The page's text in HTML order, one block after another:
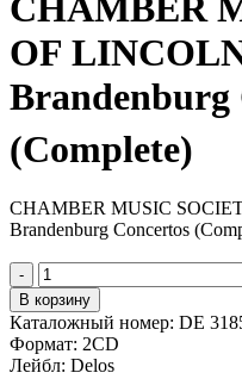
CHAMBER
OF
Brandenburg
(Complete)
CHAMBER MUSIC
Brandenburg Concertos
-
В корзину
Каталожный номер: DE
Формат: 2CD
Лейбл: Delos